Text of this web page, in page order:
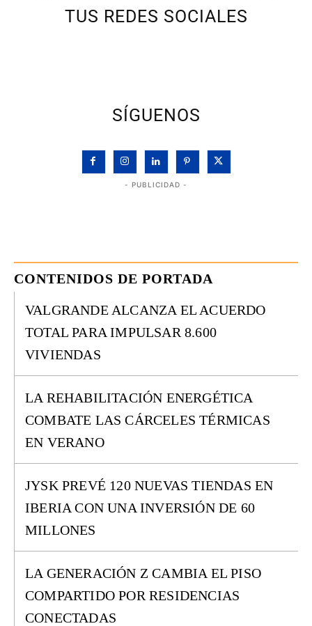
TUS REDES SOCIALES
SÍGUENOS
- PUBLICIDAD -
CONTENIDOS DE PORTADA
VALGRANDE ALCANZA EL ACUERDO
TOTAL PARA IMPULSAR 8.600
VIVIENDAS
LA REHABILITACIÓN ENERGÉTICA
COMBATE LAS CÁRCELES TÉRMICAS
EN VERANO
JYSK PREVÉ 120 NUEVAS TIENDAS EN
IBERIA CON UNA INVERSIÓN DE 60
MILLONES
LA GENERACIÓN Z CAMBIA EL PISO
COMPARTIDO POR RESIDENCIAS
CONECTADAS